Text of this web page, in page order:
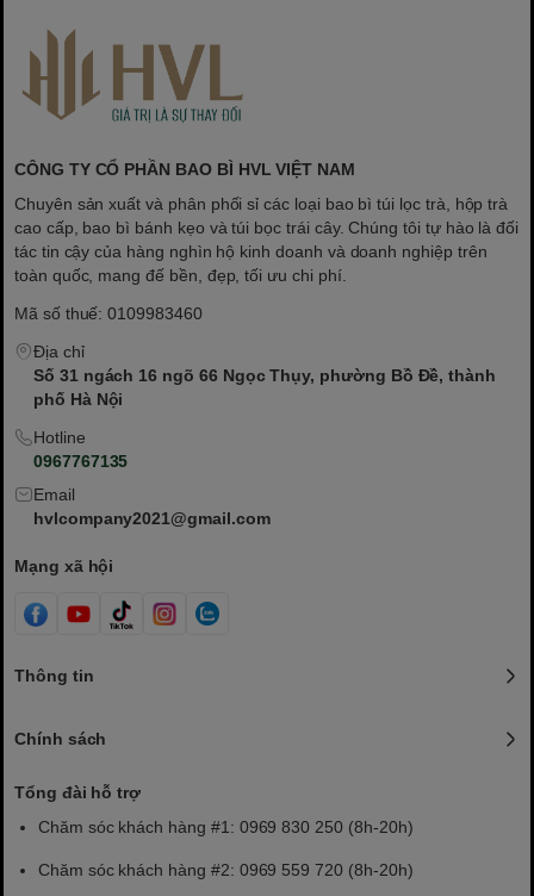
CÔNG TY CỔ PHẦN BAO BÌ HVL VIỆT NAM
Chuyên sản xuất và phân phối sỉ các loại bao bì túi lọc trà, hộp trà
cao cấp, bao bì bánh kẹo và túi bọc trái cây. Chúng tôi tự hào là đối
tác tin cậy của hàng nghìn hộ kinh doanh và doanh nghiệp trên
toàn quốc, mang đế bền, đẹp, tối ưu chi phí.
Mã số thuế: 0109983460
Địa chỉ
Số 31 ngách 16 ngõ 66 Ngọc Thụy, phường Bồ Đề, thành
phố Hà Nội
Hotline
0967767135
Email
hvlcompany2021@gmail.com
Mạng xã hội
Thông tin
Chính sách
Tổng đài hỗ trợ
Chăm sóc khách hàng #1: 0969 830 250 (8h-20h)
Chăm sóc khách hàng #2: 0969 559 720 (8h-20h)